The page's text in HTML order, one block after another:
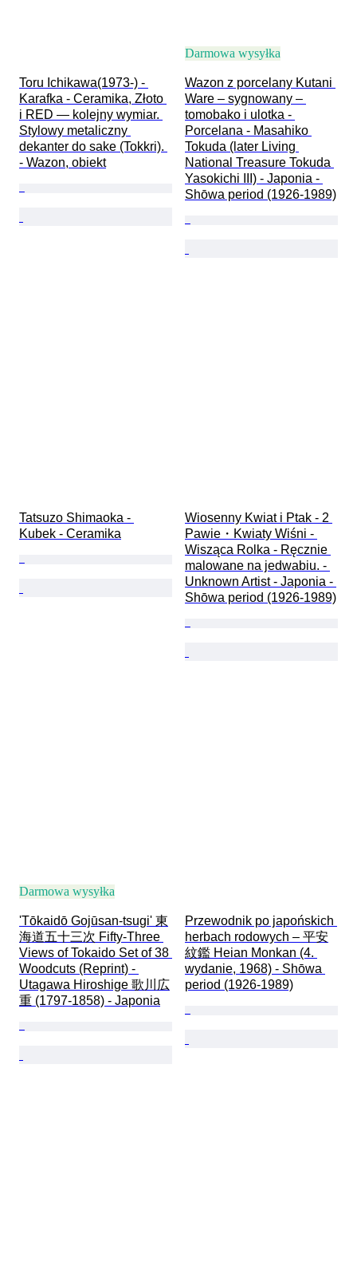
Toru Ichikawa(1973-) -
Karafka - Ceramika, Złoto
i RED — kolejny wymiar.
Stylowy metaliczny
dekanter do sake (Tokkri).
- Wazon, obiekt
Darmowa wysyłka
Wazon z porcelany Kutani
Ware – sygnowany –
tomobako i ulotka -
Porcelana - Masahiko
Tokuda (later Living
National Treasure Tokuda
Yasokichi III) - Japonia -
Shōwa period (1926-1989)
Tatsuzo Shimaoka -
Kubek - Ceramika
Wiosenny Kwiat i Ptak - 2
Pawie・Kwiaty Wiśni -
Wisząca Rolka - Ręcznie
malowane na jedwabiu. -
Unknown Artist - Japonia -
Shōwa period (1926-1989)
Darmowa wysyłka
'Tōkaidō Gojūsan-tsugi' 東
海道五十三次 Fifty-Three
Views of Tokaido Set of 38
Woodcuts (Reprint) -
Utagawa Hiroshige 歌川広
重 (1797-1858) - Japonia
Przewodnik po japońskich
herbach rodowych – 平安
紋鑑 Heian Monkan (4.
wydanie, 1968) - Shōwa
period (1926-1989)